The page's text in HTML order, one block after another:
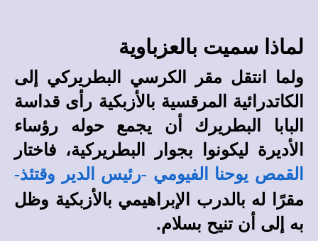
لماذا سميت بالعزباوية
ولما انتقل مقر الكرسي البطريركي إلى
الكاتدرائية المرقسية بالأزبكية رأى قداسة
البابا البطريرك أن يجمع حوله رؤساء
الأديرة ليكونوا بجوار البطريركية، فاختار
القمص يوحنا الفيومي -رئيس الدير وقتئذ-
مقرًا له بالدرب الإبراهيمي بالأزبكية وظل
به إلى أن تنيح بسلام.